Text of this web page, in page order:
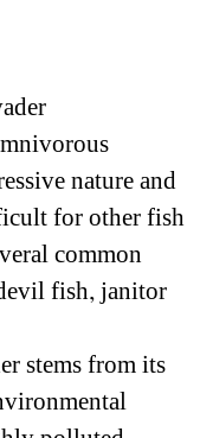
nature and
for other fish
common
fish, janitor
stems from its